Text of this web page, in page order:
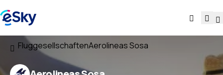
FluggesellschaftenAerolineas Sosa